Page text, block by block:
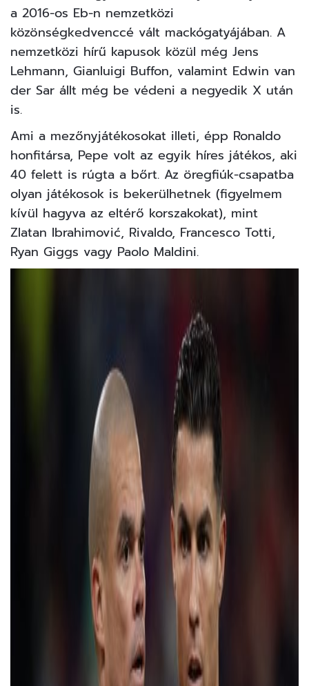
a 2016-os Eb-n nemzetközi
közönségkedvenccé vált mackógatyájában. A
nemzetközi hírű kapusok közül még Jens
Lehmann, Gianluigi Buffon, valamint Edwin van
der Sar állt még be védeni a negyedik X után
is.
Ami a mezőnyjátékosokat illeti, épp Ronaldo
honfitársa, Pepe volt az egyik híres játékos, aki
40 felett is rúgta a bőrt. Az öregfiúk-csapatba
olyan játékosok is bekerülhetnek (figyelmem
kívül hagyva az eltérő korszakokat), mint
Zlatan Ibrahimović, Rivaldo, Francesco Totti,
Ryan Giggs vagy Paolo Maldini.